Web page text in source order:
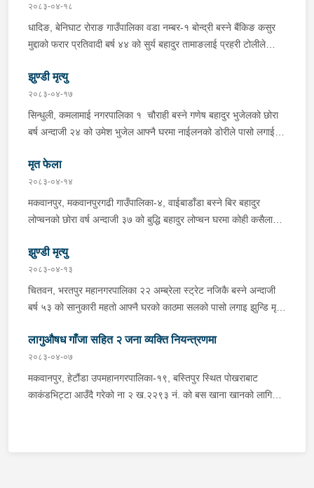
सिन्धुली कमलामाई नगरपालिका वडा नम्बर- १२ बस्ने बर्ष अन्दाजी-२९ को
चन्द्र बहादुर माझीले चलाएको म.प्र. व०४-००१ ज ००८६ नं. को
यात्रुबाहक E.V. हायसमा सवार जिल्ला सिराह मिर्चैया नगरपालिका-५ बस्ने
ल्याएको तरकारीको बोरा भित्र डब्बामा प्लास्टिकले पोका पारी लुकाई छिपाई
ल्याएको लागु औषध खैरो हिरोइन जस्तो देखिने गिलो पदार्थ ४५.१९० फेला
पारी नियन्त्रणमा लिई सोधपुछ गर्दा पछाडी मोटरसाइकलमा सवार चालक
अभिषेक कुमार साह र सवार राहुल कुमार मण्डलले उक्त सामान दिई पठाएको
भनि खुल्न आएको हुँदा मोटरसाइकल सहित निजहरुलाई नियन्त्रणमा लिई थप
अनुसन्धान कार्य भईरहेको ।
२०८३-०४-१८
धादिङ, बेनिघाट रोराङ गाउँपालिका वडा नम्बर-१ बोन्द्री बस्ने बैंकिङ कसुर
मुद्दाको फरार प्रतिवादी बर्ष ४४ को सुर्य बहादुर तामाङलाई प्रहरी टोलीले
झुण्डी मृत्यु
२०८३-०४-१७
सिन्धुली, कमलामाई नगरपालिका १ चौराही बस्ने गणेष बहादुर भुजेलको छोरा
बर्ष अन्दाजी २४ को उमेश भुजेल आफ्नै घरमा नाईलनको डोरीले पासो लगाई
घटनास्थलमा मुचुल्का सहित थप अनुसन्धान कार्य भइरहेको ।
मृत फेला
२०८३-०४-१४
मकवानपुर, मकवानपुरगढी गाउँपालिका-४, वाईबाडाँडा बस्ने बिर बहादुर
लोप्चनको छोरा वर्ष अन्दाजी ३७ को बुद्धि बहादुर लोप्चन घरमा कोही कसैलाई
मिति २०८३।०४।१४ गते सोहि स्थित कुसुमटार खोल्सामा घोप्टो परी मृत
अवस्थामा फेला परेको । यस घटना सम्बन्धमा थप अनुसन्धान कार्य भईरहेको
छ ।
झुण्डी मृत्यु
२०८३-०४-१३
चितवन, भरतपुर महानगरपालिका २२ अम्ब्रेला स्ट्रेट नजिकै बस्ने अन्दाजी
बर्ष ५३ को सानुकारी महतो आफ्नै घरको काठमा सलको पासो लगाइ झुन्डि मृत्यु
सहित थप अनुसन्धान कार्य भइरहेको ।
लागुऔषध गाँजा सहित २ जना व्यक्ति नियन्त्रणमा
२०८३-०४-०७
मकवानपुर, हेटौंडा उपमहानगरपालिका-१९, बस्तिपुर स्थित पोखराबाट
काकंडभिट्टा आउँदै गरेको ना २ ख.२२९३ नं. को बस खाना खानको लागि